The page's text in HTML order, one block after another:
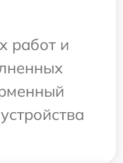
работ и